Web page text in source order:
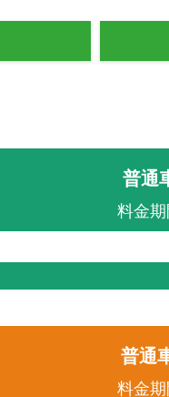
普通
料金
普通
料金